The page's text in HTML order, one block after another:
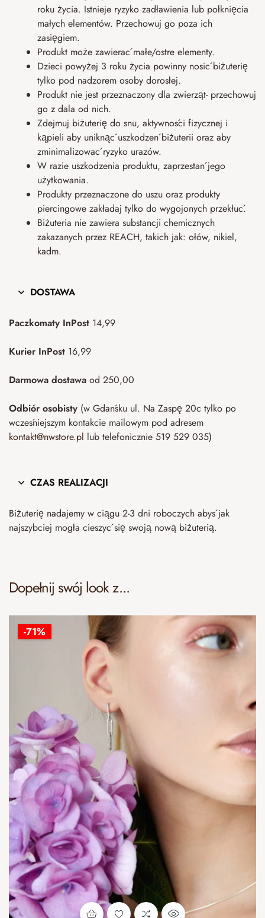
roku życia. Istnieje ryzyko zadławienia lub połknięcia
małych elementów. Przechowuj go poza ich
zasięgiem.
Produkt może zawierać małe/ostre elementy.
Dzieci powyżej 3 roku życia powinny nosić biżuterię
tylko pod nadzorem osoby dorosłej.
Produkt nie jest przeznaczony dla zwierząt- przechowuj
go z dala od nich.
Zdejmuj biżuterię do snu, aktywności fizycznej i
kąpieli aby uniknąć uszkodzeń biżuterii oraz aby
zminimalizować ryzyko urazów.
W razie uszkodzenia produktu, zaprzestań jego
użytkowania.
Produkty przeznaczone do uszu oraz produkty
piercingowe zakładaj tylko do wygojonych przekłuć.
Biżuteria nie zawiera substancji chemicznych
zakazanych przez REACH, takich jak: ołów, nikiel,
kadm.
DOSTAWA
Paczkomaty InPost 14,99
Kurier InPost 16,99
Darmowa dostawa od 250,00
Odbiór osobisty (w Gdańsku ul. Na Zaspę 20c tylko po
wcześniejszym kontakcie mailowym pod adresem
kontakt@nwstore.pl lub telefonicznie 519 529 035)
CZAS REALIZACJI
Biżuterię nadajemy w ciągu 2-3 dni roboczych abyś jak
najszybciej mogła cieszyć się swoją nową biżuterią.
Dopełnij swój look z...
-71%